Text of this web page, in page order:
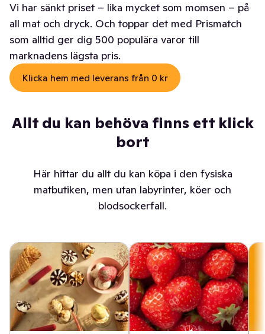
Vi har sänkt priset – lika mycket som momsen – på
all mat och dryck. Och toppar det med Prismatch
som alltid ger dig 500 populära varor till
marknadens lägsta pris.
Klicka hem med leverans från 0 kr
Allt du kan behöva finns ett klick
bort
Här hittar du allt du kan köpa i den fysiska
matbutiken, men utan labyrinter, köer och
blodsockerfall.